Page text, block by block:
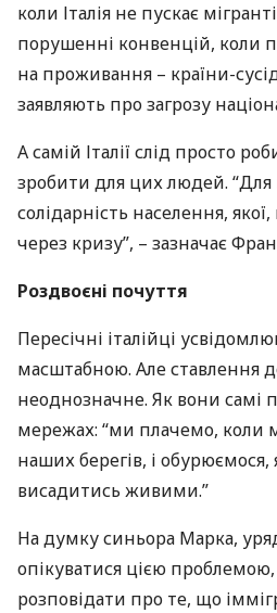
коли Італія не пускає
порушенні конвенцій, коли
на проживання – країни-
заявляють про загрозу
А самій Італії слід просто
зробити для цих людей. “Для
солідарність населення,
через кризу”, – зазначає
Роздвоєні почуття
Пересічні італійці
масштабною. Але ставлення
неоднозначне. Як вони самі
мережах: “ми плачемо, коли
наших берегів, і
висадитись живими.”
На думку синьора Марка,
опікуватися цією
розповідати про те, що